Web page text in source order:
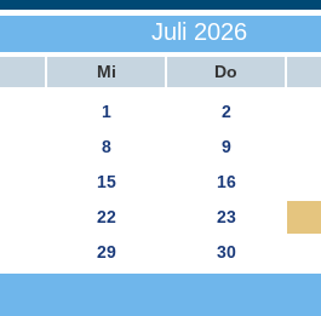
Juli 2026
Mi Do
1
2
8
9
15
16
22
23
29 30